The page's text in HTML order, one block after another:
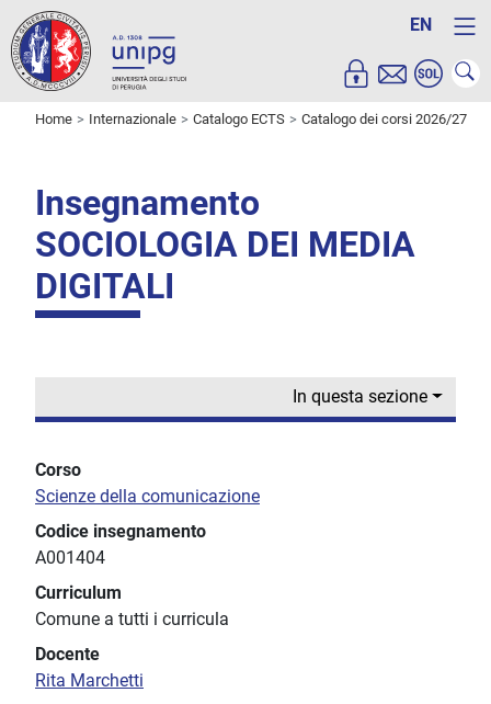
EN
Home Internazionale Catalogo ECTS Catalogo dei corsi 2026/27
Insegnamento
SOCIOLOGIA DEI MEDIA
DIGITALI
In questa sezione
Corso
Scienze della comunicazione
Codice insegnamento
A001404
Curriculum
Comune a tutti i curricula
Docente
Rita Marchetti